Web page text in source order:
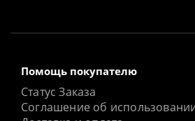
Помощь покупателю
Статус Заказа
Соглашение об